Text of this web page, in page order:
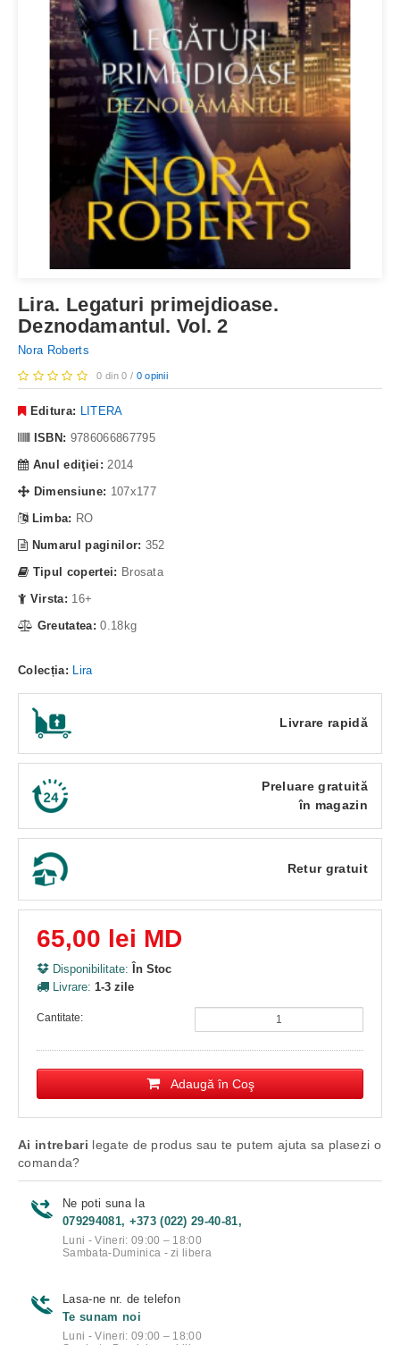
Lira. Legaturi primejdioase.
Deznodamantul. Vol. 2
Nora Roberts
0 din 0 / 0 opinii
Editura: LITERA
ISBN: 9786066867795
Anul ediţiei: 2014
Dimensiune: 107x177
Limba: RO
Numarul paginilor: 352
Tipul copertei: Brosata
Virsta: 16+
Greutatea: 0.18kg
Colecția: Lira
Livrare rapidă
Preluare gratuită
în magazin
Retur gratuit
65,00 lei MD
Disponibilitate: În Stoc
Livrare: 1-3 zile
Cantitate:
Adaugă în Coş
Ai intrebari legate de produs sau te putem ajuta sa plasezi o
comanda?
Ne poti suna la
079294081, +373 (022) 29-40-81,
Luni - Vineri: 09:00 – 18:00
Sambata-Duminica - zi libera
Lasa-ne nr. de telefon
Te sunam noi
Luni - Vineri: 09:00 – 18:00